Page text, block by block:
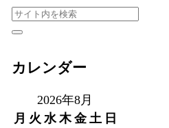
カレンダー
2026年8月
月 火 水 木 金 土 日